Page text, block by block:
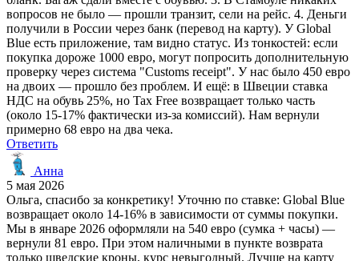
вопросов не было — прошли транзит, сели на рейс. 4. Деньги
получили в России через банк (перевод на карту). У Global
Blue есть приложение, там видно статус. Из тонкостей: если
покупка дороже 1000 евро, могут попросить дополнительную
проверку через система "Customs receipt". У нас было 450 евро
на двоих — прошло без проблем. И ещё: в Швеции ставка
НДС на обувь 25%, но Tax Free возвращает только часть
(около 15-17% фактически из-за комиссий). Нам вернули
примерно 68 евро на два чека.
Ответить
Анна
5 мая 2026
Ольга, спасибо за конкретику! Уточню по ставке: Global Blue
возвращает около 14-16% в зависимости от суммы покупки.
Мы в январе 2026 оформляли на 540 евро (сумка + часы) —
вернули 81 евро. При этом наличными в пункте возврата
только шведские кроны, курс невыгодный. Лучше на карту